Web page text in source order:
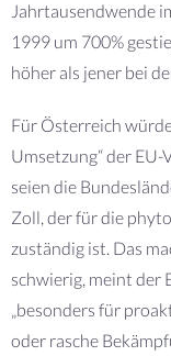
Jahrtausendwende
1999 um 700%
höher als jener bei
Für Österreich
Umsetzung“ der
seien die
Zoll, der für die
zuständig ist. Das
schwierig, meint der
„besonders für
oder rasche